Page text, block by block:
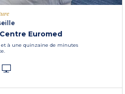
Euromed
à une quinzaine de minutes